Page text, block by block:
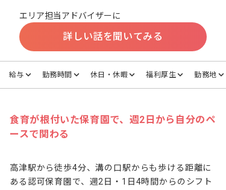
エリア担当アドバイザーに
詳しい話を聞いてみる
給与 勤務時間 休日・休暇 福利厚生 勤務地
食育が根付いた保育園で、週2日から自分のペ
ースで関わる
高津駅から徒歩4分、溝の口駅からも歩ける距離に
ある認可保育園で、週2日・1日4時間からのシフト